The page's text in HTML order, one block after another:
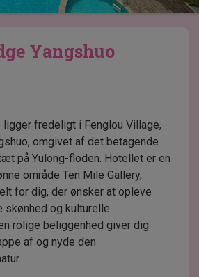
Yangshuo
ligger fredeligt i Fenglou Village,
omgivet af det betagende
på Yulong-floden. Hotellet er en
område Ten Mile Gallery,
for dig, der ønsker at opleve
skønhed og kulturelle
rolige beliggenhed giver dig
af og nyde den